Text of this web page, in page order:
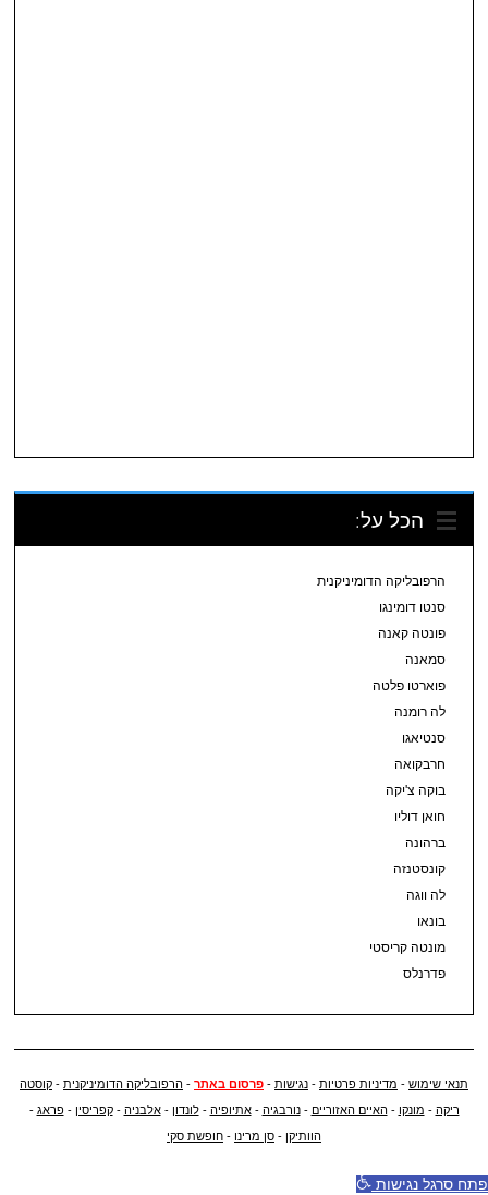
הכל על:
הרפובליקה הדומיניקנית
סנטו דומינגו
פונטה קאנה
סמאנה
פוארטו פלטה
לה רומנה
סנטיאגו
חרבקואה
בוקה צ'יקה
חואן דוליו
ברהונה
קונסטנזה
לה ווגה
בונאו
מונטה קריסטי
פדרנלס
תנאי שימוש - מדיניות פרטיות - נגישות - פרסום באתר - הרפובליקה הדומיניקנית - קוסטה
ריקה - מונקו -האיים האזוריים -נורבגיה -אתיופיה -לונדון -אלבניה -קפריסין -פראג -
הוותיקן - סן מרינו - חופשת סקי
פתח סרגל נגישות